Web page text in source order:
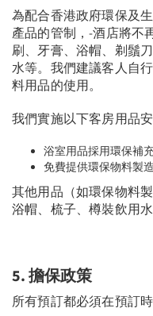
為配合香港政府環保及
產品的管制，-酒店將不
刷、牙膏、浴帽、剃鬚
水等。我們建議客人自
料用品的使用。
我們實施以下客房用品安
浴室用品採用環保補
免費提供環保物料製
其他用品（如環保物料
浴帽、梳子、樽裝飲用
5. 擔保政策
所有預訂都必須在預訂